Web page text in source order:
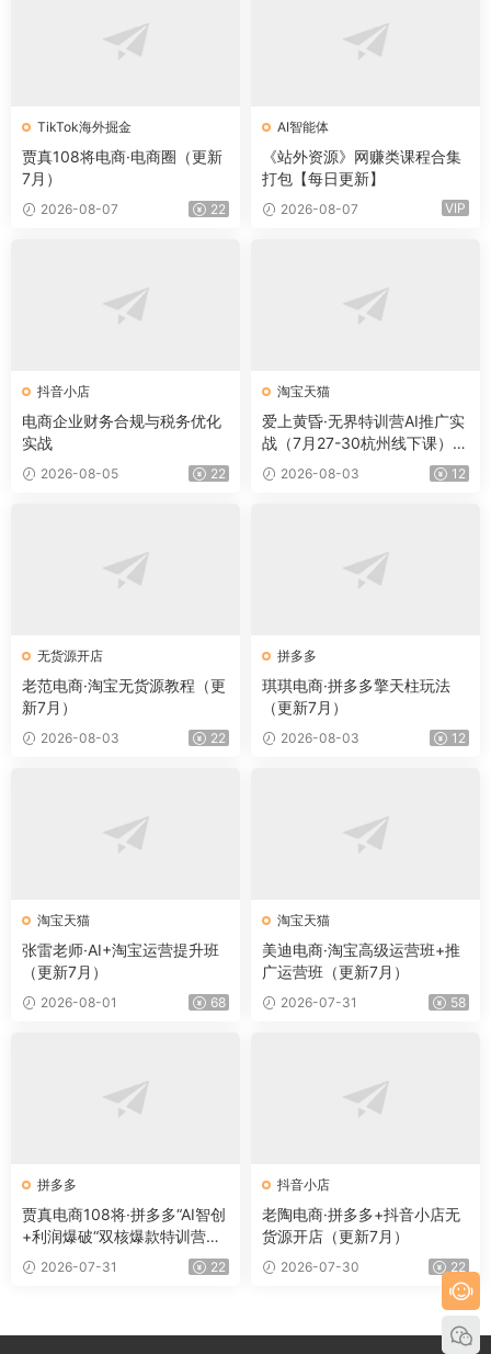
TikTok海外掘金
贾真108将电商·电商圈（更新
7月）
2026-08-07 22
AI智能体
《站外资源》网赚类课程合集
打包【每日更新】
2026-08-07 VIP
抖音小店
电商企业财务合规与税务优化
实战
2026-08-05 22
淘宝天猫
爱上黄昏·无界特训营AI推广实
战（7月27-30杭州线下课）
【音频+字幕+pdf】
2026-08-03 12
无货源开店
老范电商·淘宝无货源教程（更
新7月）
2026-08-03 22
拼多多
琪琪电商·拼多多擎天柱玩法
（更新7月）
2026-08-03 12
淘宝天猫
张雷老师·AI+淘宝运营提升班
（更新7月）
2026-08-01 68
淘宝天猫
美迪电商·淘宝高级运营班+推
广运营班（更新7月）
2026-07-31 58
拼多多
贾真电商108将·拼多多“AI智创
+利润爆破“双核爆款特训营
（更新）
2026-07-31 22
抖音小店
老陶电商·拼多多+抖音小店无
货源开店（更新7月）
2026-07-30 22